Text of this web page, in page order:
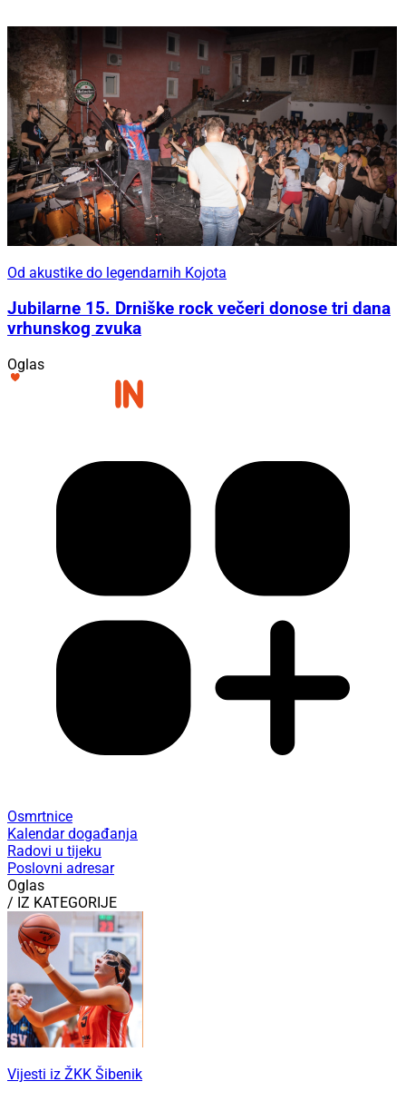
Od akustike do legendarnih Kojota
Jubilarne 15. Drniške rock večeri donose tri dana
vrhunskog zvuka
Oglas
Osmrtnice
Kalendar događanja
Radovi u tijeku
Poslovni adresar
Oglas
/ IZ KATEGORIJE
Vijesti iz ŽKK Šibenik